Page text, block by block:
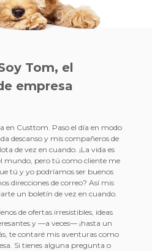
Tom, el
empresa
en Custtom. Paso el día en modo
descanso y mis compañeros de
de vez en cuando. ¡La vida es
mundo, pero tú como cliente me
tú y yo podríamos ser buenos
direcciones de correo? Así mis
un boletín de vez en cuando.
de ofertas irresistibles, ideas
y —a veces— ¡hasta un
te contaré mis aventuras como
Si tienes alguna pregunta o